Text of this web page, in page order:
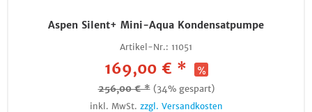
Aspen Silent+ Mini-Aqua Kondensatpumpe
Artikel-Nr.: 11051
169,00 € *
256,00 € * (34% gespart)
inkl. MwSt. zzgl. Versandkosten